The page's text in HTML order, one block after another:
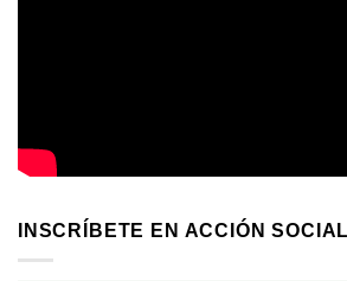
INSCRÍBETE EN ACCIÓN